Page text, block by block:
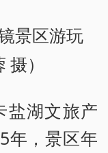
景区游玩
摄）
盐湖文旅产
年，景区年